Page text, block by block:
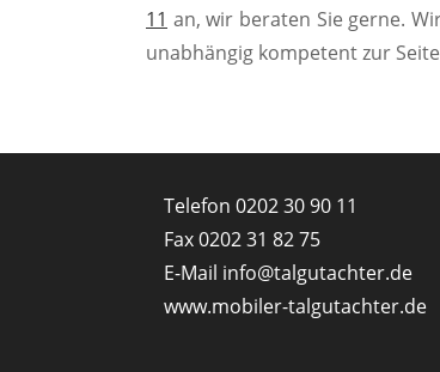
11 an, wir beraten Sie gerne.
unabhängig kompetent zur
Telefon 0202 30 90 11
Fax 0202 31 82 75
E-Mail info@talgutachter.de
www.mobiler-talgutachter.de